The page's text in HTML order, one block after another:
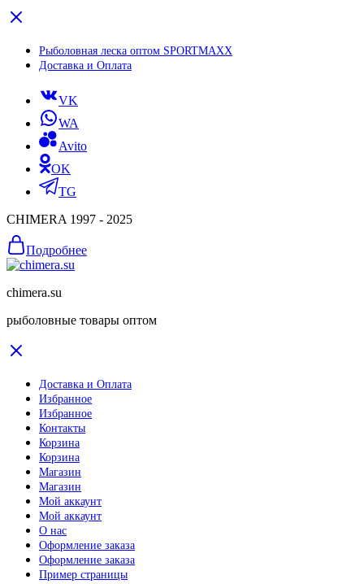
Рыболовная леска оптом SPORTMAXX
Доставка и Оплата
VK
WA
Avito
OK
TG
CHIMERA 1997 - 2025
Подробнее
chimera.su
рыболовные товары оптом
Доставка и Оплата
Избранное
Избранное
Контакты
Корзина
Корзина
Магазин
Магазин
Мой аккаунт
Мой аккаунт
О нас
Оформление заказа
Оформление заказа
Пример страницы